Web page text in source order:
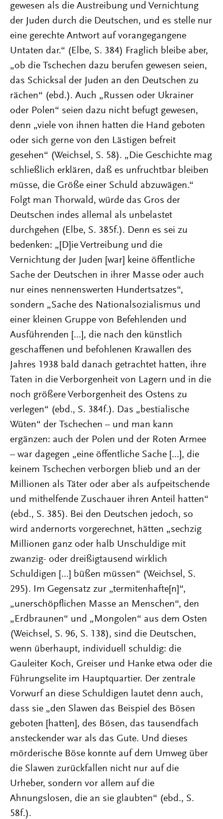
gewesen als die Austreibung und Vernichtung
der Juden durch die Deutschen, und es stelle nur
eine gerechte Antwort auf vorangegangene
Untaten dar.“ (Elbe, S. 384) Fraglich bleibe aber,
„ob die Tschechen dazu berufen gewesen seien,
das Schicksal der Juden an den Deutschen zu
rächen“ (ebd.). Auch „Russen oder Ukrainer
oder Polen“ seien dazu nicht befugt gewesen,
denn „viele von ihnen hatten die Hand geboten
oder sich gerne von den Lästigen befreit
gesehen“ (Weichsel, S. 58). „Die Geschichte mag
schließlich erklären, daß es unfruchtbar bleiben
müsse, die Größe einer Schuld abzuwägen.“
Folgt man Thorwald, würde das Gros der
Deutschen indes allemal als unbelastet
durchgehen (Elbe, S. 385f.). Denn es sei zu
bedenken: „[D]ie Vertreibung und die
Vernichtung der Juden [war] keine öffentliche
Sache der Deutschen in ihrer Masse oder auch
nur eines nennenswerten Hundertsatzes“,
sondern „Sache des Nationalsozialismus und
einer kleinen Gruppe von Befehlenden und
Ausführenden [...], die nach den künstlich
geschaffenen und befohlenen Krawallen des
Jahres 1938 bald danach getrachtet hatten, ihre
Taten in die Verborgenheit von Lagern und in die
noch größere Verborgenheit des Ostens zu
verlegen“ (ebd., S. 384f.). Das „bestialische
Wüten“ der Tschechen – und man kann
ergänzen: auch der Polen und der Roten Armee
– war dagegen „eine öffentliche Sache [...], die
keinem Tschechen verborgen blieb und an der
Millionen als Täter oder aber als aufpeitschende
und mithelfende Zuschauer ihren Anteil hatten“
(ebd., S. 385). Bei den Deutschen jedoch, so
wird andernorts vorgerechnet, hätten „sechzig
Millionen ganz oder halb Unschuldige mit
zwanzig- oder dreißigtausend wirklich
Schuldigen [...] büßen müssen“ (Weichsel, S.
295). Im Gegensatz zur „termitenhafte[n]“,
„unerschöpflichen Masse an Menschen“, den
„Erdbraunen“ und „Mongolen“ aus dem Osten
(Weichsel, S. 96, S. 138), sind die Deutschen,
wenn überhaupt, individuell schuldig: die
Gauleiter Koch, Greiser und Hanke etwa oder die
Führungselite im Hauptquartier. Der zentrale
Vorwurf an diese Schuldigen lautet denn auch,
dass sie „den Slawen das Beispiel des Bösen
geboten [hatten], des Bösen, das tausendfach
ansteckender war als das Gute. Und dieses
mörderische Böse konnte auf dem Umweg über
die Slawen zurückfallen nicht nur auf die
Urheber, sondern vor allem auf die
Ahnungslosen, die an sie glaubten“ (ebd., S.
58f.).